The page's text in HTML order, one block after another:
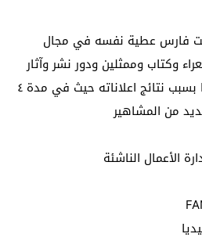
فارس عطية نفسه في مجال
وكتاب وممثلين ودور نشر وآثار
الجدل في فترة قصيرة جدا بسبب نتائج اعلاناته حيث في مدة ٤
من المشاهير
الأعمال الناشئة